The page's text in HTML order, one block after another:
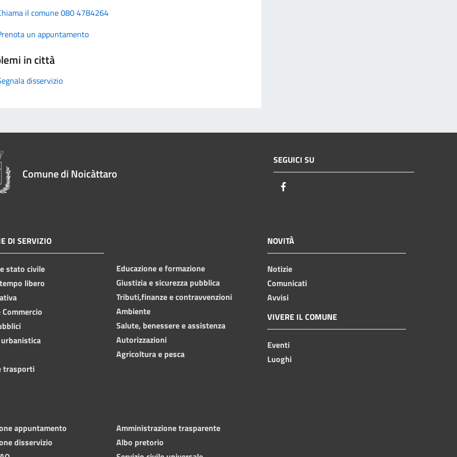
il comune 080 4784264
un appuntamento
in città
disservizio
Comune di Noicàttaro
SEGUICI SU
DI SERVIZIO
stato civile
libero
trasporti
Educazione e formazione
Giustizia e sicurezza pubblica
Tributi,finanze e contravvenzioni
Ambiente
Salute, benessere e assistenza
Autorizzazioni
Agricoltura e pesca
NOVITÀ
Notizie
Comunicati
Avvisi
VIVERE IL COMUNE
Eventi
Luoghi
appuntamento
disservizio
Amministrazione trasparente
Albo pretorio